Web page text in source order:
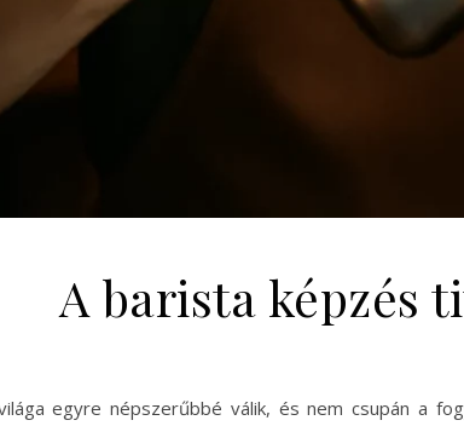
A barista képzés
egyre népszerűbbé válik, és nem csupán a